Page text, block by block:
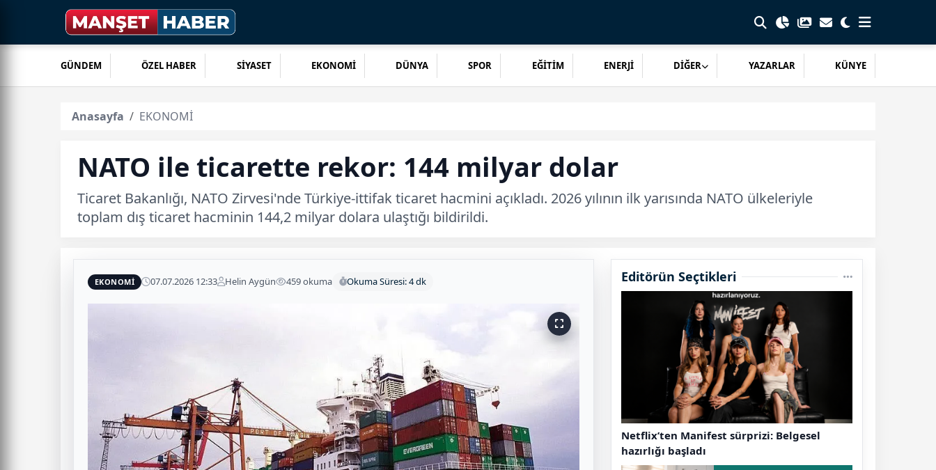
GÜNDEM ÖZEL HABER SİYASET EKONOMİ DÜNYA SPOR EĞİTİM ENERJİ DİĞER YAZARLAR KÜNYE
Anasayfa EKONOMİ
NATO ile ticarette rekor: 144 milyar dolar
Ticaret Bakanlığı, NATO Zirvesi'nde Türkiye-ittifak ticaret hacmini açıkladı. 2026 yılının ilk yarısında NATO ülkeleriyle
toplam dış ticaret hacminin 144,2 milyar dolara ulaştığı bildirildi.
EKONOMİ 07.07.2026 12:33 Helin Aygün 459 okuma Okuma Süresi: 4 dk Editörün Seçtikleri
Netflix’ten Manifest sürprizi: Belgesel
hazırlığı başladı